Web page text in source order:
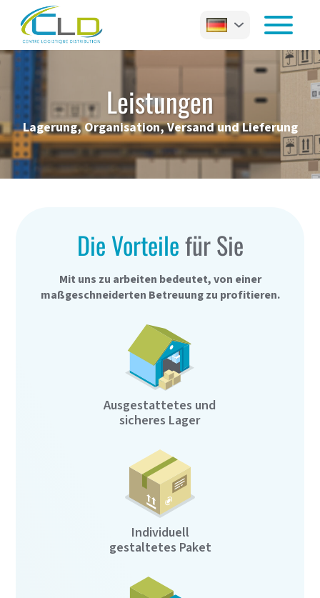
Leistungen
Lagerung, Organisation, Versand und Lieferung
Die Vorteilefür Sie
Mit uns zu arbeiten bedeutet, von einer
maßgeschneiderten Betreuung zu profitieren.
Ausgestattetes und
sicheres Lager
Individuell
gestaltetes Paket